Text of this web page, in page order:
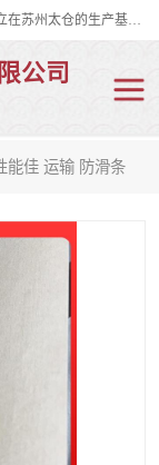
双忠包装材料（苏州）有限公司是上海双忠包装材料设立在苏州太仓的生产基地，占地约2万平米，产品主要有打孔缠绕膜，拉伸蜂窝纸，集装箱充气袋，滑托板，打包带，裹包网兜，防滑纸等箱体和托盘的运输和保护性包材。固永包材®，GooYon Pack®，是我们保护性包装材料的专属品牌。
公司
能佳 运输 防滑条